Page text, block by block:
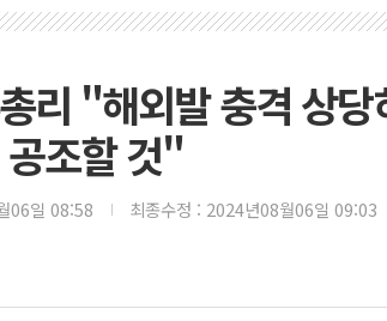
유
[종
트
이
[AI
뉴
리 "해외발 충격 상
조할 것"
06일 08:58 최종수정 : 2024년08월06일 09:03